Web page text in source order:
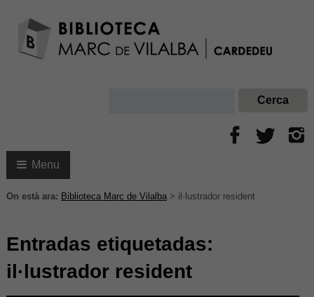
Menu
On està ara: Biblioteca Marc de Vilalba> il·lustrador resident
Entradas etiquetadas:
il·lustrador resident